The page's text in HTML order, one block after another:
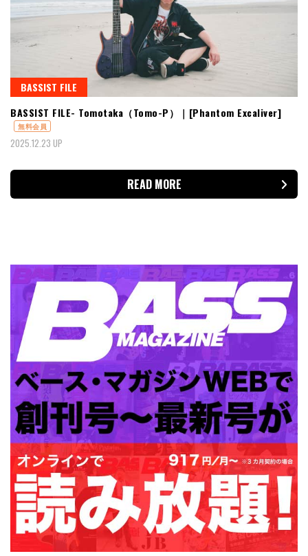
BASSIST FILE
BASSIST FILE- Tomotaka（Tomo-P）｜[Phantom Excaliver]
無料会員
2025.12.23 UP
READ MORE